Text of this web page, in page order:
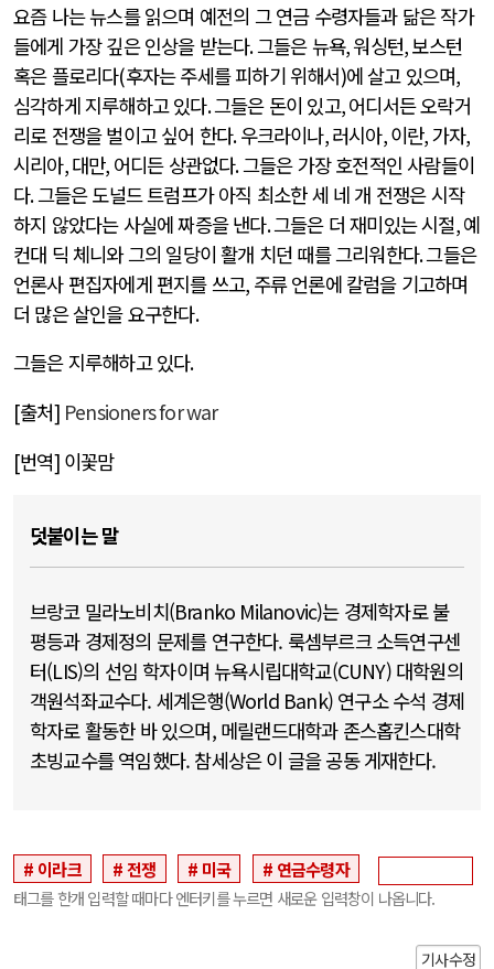
요즘 나는 뉴스를 읽으며 예전의 그 연금 수령자들과 닮은 작가
들에게 가장 깊은 인상을 받는다.그들은 뉴욕,워싱턴,보스턴
혹은 플로리다(후자는 주세를 피하기 위해서)에 살고 있으며,
심각하게 지루해하고 있다.그들은 돈이 있고,어디서든 오락거
리로 전쟁을 벌이고 싶어 한다.우크라이나,러시아,이란,가자,
시리아,대만, 어디든 상관없다.그들은 가장 호전적인 사람들이
다.그들은 도널드 트럼프가 아직 최소한 세 네 개 전쟁은 시작
하지 않았다는 사실에 짜증을 낸다.그들은 더 재미있는 시절,예
컨대 딕 체니와 그의 일당이 활개 치던 때를 그리워한다.그들은
언론사 편집자에게 편지를 쓰고, 주류 언론에 칼럼을 기고하며
더 많은 살인을 요구한다.
그들은 지루해하고 있다.
[출처] Pensioners for war
[번역] 이꽃맘
덧붙이는 말
브랑코 밀라노비치(Branko Milanovic)는 경제학자로 불
평등과 경제정의 문제를 연구한다. 룩셈부르크 소득연구센
터(LIS)의 선임 학자이며 뉴욕시립대학교(CUNY) 대학원의
객원석좌교수다. 세계은행(World Bank) 연구소 수석 경제
학자로 활동한 바 있으며, 메릴랜드대학과 존스홉킨스대학
초빙교수를 역임했다. 참세상은 이 글을 공동 게재한다.
이라크 전쟁 미국 연금수령자
태그를 한개 입력할 때마다 엔터키를 누르면 새로운 입력창이 나옵니다.
기사수정